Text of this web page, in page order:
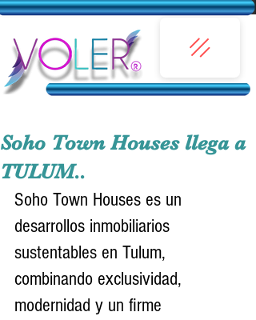
Soho Town Houses llega a
TULUM..
Soho Town Houses es un
desarrollos inmobiliarios
sustentables en Tulum,
combinando exclusividad,
modernidad y un firme